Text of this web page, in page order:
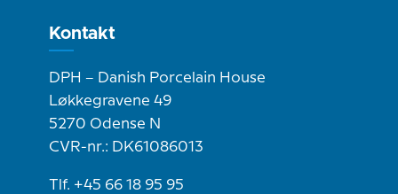
Kontakt
DPH – Danish Porcelain House
Løkkegravene 49
5270 Odense N
CVR-nr.: DK61086013
Tlf. +45 66 18 95 95